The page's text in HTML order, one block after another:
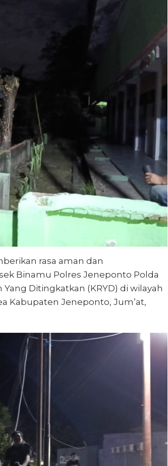
rasa aman dan
Binamu Polres Jeneponto Polda
Ditingkatkan (KRYD) di wilayah
Kabupaten Jeneponto, Jum’at,